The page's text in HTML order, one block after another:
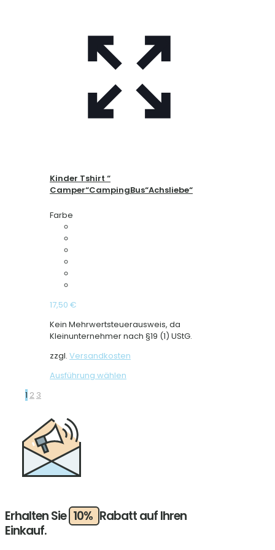
Kinder Tshirt “
Camper“CampingBus“Achsliebe“
Farbe
17,50 €
Kein Mehrwertsteuerausweis, da
Kleinunternehmer nach §19 (1) UStG.
zzgl. Versandkosten
Ausführung wählen
gewählt
1 2 3
Erhalten Sie 10% Rabatt auf Ihren
Einkauf.